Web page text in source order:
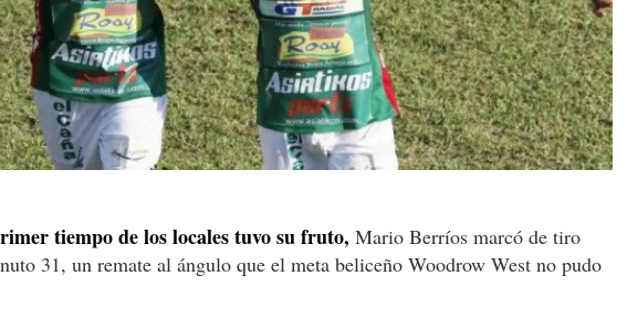
tiempo de los locales tuvo su fruto, Mario Berríos marcó de tiro
31, un remate al ángulo que el meta beliceño Woodrow West no pudo